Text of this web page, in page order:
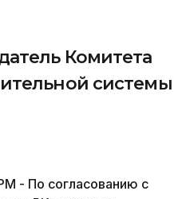
Комитета
системы
- По согласованию с